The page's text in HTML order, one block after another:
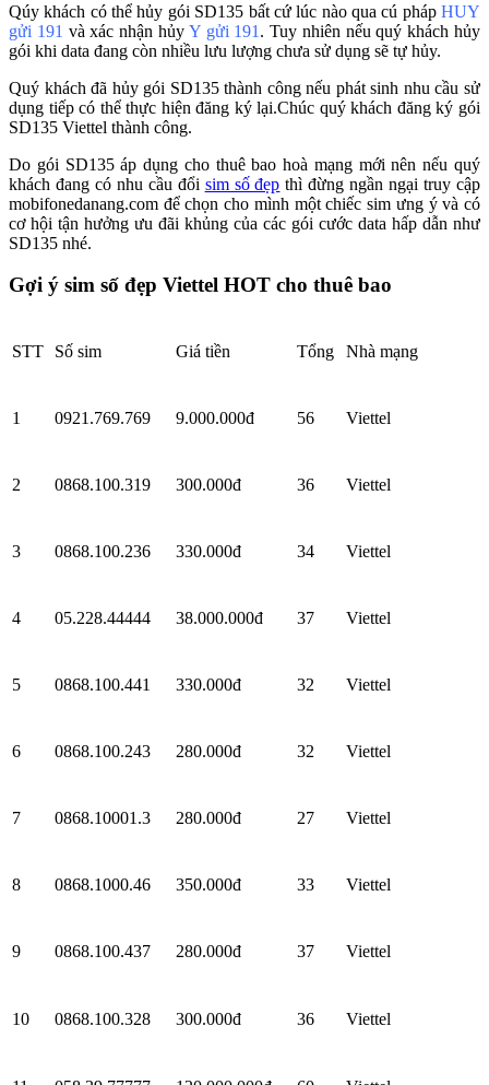
Qúy khách có thể hủy gói SD135 bất cứ lúc nào qua cú phápHUY
gửi 191 và xác nhận hủyY gửi 191 . Tuy nhiên nếu quý khách hủy
gói khi data đang còn nhiều lưu lượng chưa sử dụng sẽ tự hủy.
Quý khách đã hủy gói SD135 thành công nếu phát sinh nhu cầu sử
dụng tiếp có thể thực hiện đăng ký lại.Chúc quý khách đăng ký gói
SD135 Viettel thành công.
Do gói SD135 áp dụng cho thuê bao hoà mạng mới nên nếu quý
khách đang có nhu cầu đổi sim số đẹp thì đừng ngần ngại truy cập
mobifonedanang.com để chọn cho mình một chiếc sim ưng ý và có
cơ hội tận hưởng ưu đãi khủng của các gói cước data hấp dẫn như
SD135 nhé.
Gợi ý sim số đẹp Viettel HOT cho thuê bao
STT Số sim Giá tiền Tổng Nhà mạng
1 0921.769.769 9.000.000đ 56 Viettel
2 0868.100.319 300.000đ 36 Viettel
3 0868.100.236 330.000đ 34 Viettel
4 05.228.44444 38.000.000đ 37 Viettel
5 0868.100.441 330.000đ 32 Viettel
6 0868.100.243 280.000đ 32 Viettel
7 0868.10001.3 280.000đ 27 Viettel
8 0868.1000.46 350.000đ 33 Viettel
9 0868.100.437 280.000đ 37 Viettel
10 0868.100.328 300.000đ 36 Viettel